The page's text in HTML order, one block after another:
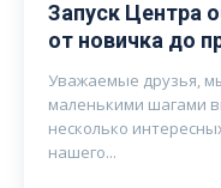
Запуск Центра
от новичка до
Уважаемые друзья,
маленькими шагами
несколько интересных новостей.
нашего...